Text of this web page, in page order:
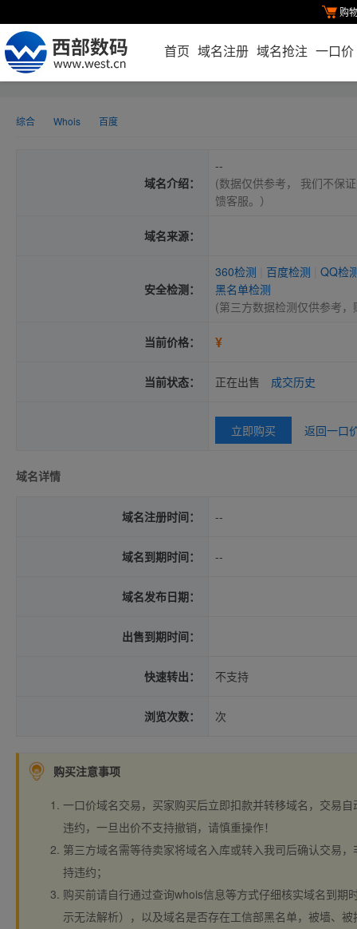
购
首页 域名注册 域名抢注 一口价
综合 Whois 百度
域名介绍：
--
(数据仅供参考， 我们不保
馈客服。）
域名来源：
安全检测：
360检测 百度检测
QQ检
黑名单检测
(第三方数据检测仅供参考
当前价格： ¥
当前状态： 正在出售 成交历史
立即购买 返回一口
域名详情
域名注册时间： --
域名到期时间： --
域名发布日期：
出售到期时间：
快速转出： 不支持
浏览次数： 次
购买注意事项
一口价域名交易，买家购买后立即扣款并转移域名，交易
违约，一旦出价不支持撤销，请慎重操作！
第三方域名需等待卖家将域名入库或转入我司后确认交易
持违约；
购买前请自行通过查询whois信息等方式仔细核实域名到期
示无法解析），以及域名是否存在工信部黑名单，被墙、